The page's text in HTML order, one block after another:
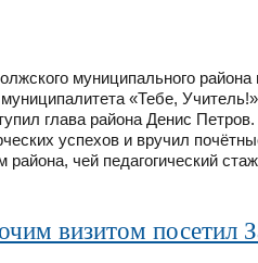
муниципального
«Тебе, Учитель!»
глава района Денис
успехов и вручил
чей педагогический
визитом посетил